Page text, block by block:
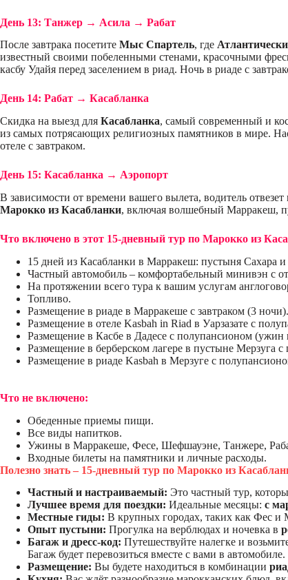
День 13: Танжер → Асила → Рабат
После завтрака посетите Мыс Спартель, где
известный своими побеленными стенами, красочными
касбу Удайя перед заселением в риад. Ночь в риаде с
День 14: Рабат → Касабланка
Скидка на выезд для Касабланка, самый современный и
из самых потрясающих религиозных памятников в мире.
отеле с завтраком.
День 15: Касабланка → Аэропорт
В зависимости от времени вашего вылета, водитель
Марокко из Касабланки, включая волшебный Марракеш,
Что включено в этот 15-дневный тур по Марокко из
15 дней из Касабланки в Марракеш: пустыня Сахара
Частный автомобиль – комфортабельный минивэн с
На протяжении всего тура к вашим услугам
Топливо.
Размещение в риаде в Марракеше с завтраком (3 ночи).
Размещение в отеле Kasbah in Riad в Уарзазате с
Размещение в Касбе в Дадесе с полупансионом (ужин
Размещение в берберском лагере в пустыне Мерзуга
Размещение в риаде Kasbah в Мерзуге с
Что не включено:
Обеденные приемы пищи.
Все виды напитков.
Ужины в Марракеше, Фесе, Шефшауэне, Танжере,
Входные билеты на памятники и личные расходы.
Полезно знать – 15-дневный тур по Марокко из
Частный и настраиваемый: Это частный тур,
Лучшее время для поездки: Идеальные месяцы: с
Местные гиды: В крупных городах, таких как Фес и
Опыт пустыни: Прогулка на верблюдах и ночевка в
Багаж и дресс-код: Путешествуйте налегке и
Багаж будет перевозиться вместе с вами в автомобиле.
Размещение: Вы будете находиться в комбинации